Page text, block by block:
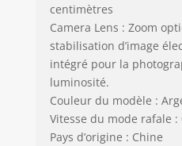
centimètres
Camera Lens : Zoom
stabilisation d’image
intégré pour la
luminosité.
Couleur du modèle :
Vitesse du mode rafale :
Pays d’origine : Chine